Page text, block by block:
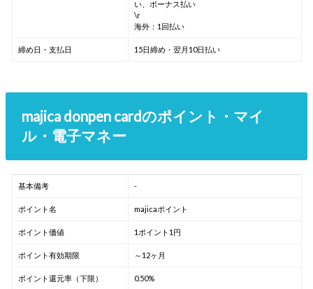
い、ボーナス払い
\r
海外：1回払い
締め日・支払日 15日締め・翌月10日払い
majica donpen cardのポイント・マイ
ル・電子マネー
基本備考 -
ポイント名 majicaポイント
ポイント価値 1ポイント1円
ポイント有効期限 ～12ヶ月
ポイント還元率（下限） 0.50%